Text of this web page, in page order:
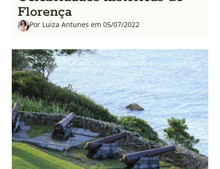
Florença
Por Luiza Antunes em 05/07/2022